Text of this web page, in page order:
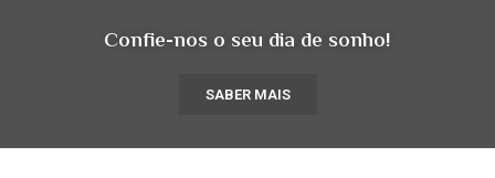
Confie-nos o seu dia de sonho!
SABER MAIS